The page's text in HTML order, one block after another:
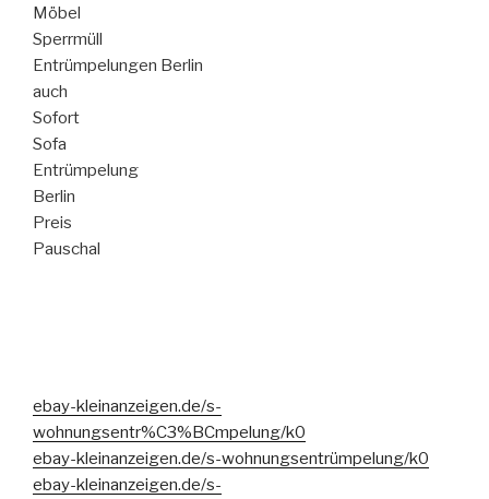
Möbel
Sperrmüll
Entrümpelungen Berlin
auch
Sofort
Sofa
Entrümpelung
Berlin
Preis
Pauschal
ebay-kleinanzeigen.de/s-
wohnungsentr%C3%BCmpelung/k0
ebay-kleinanzeigen.de/s-wohnungsentrümpelung/k0
ebay-kleinanzeigen.de/s-